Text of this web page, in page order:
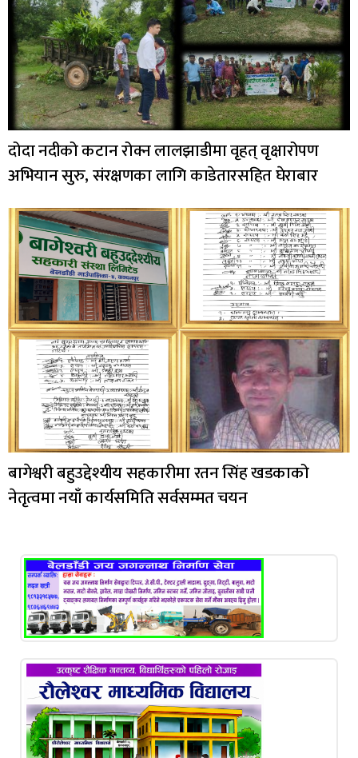
दोदा नदीको कटान रोक्न लालझाडीमा वृहत् वृक्षारोपण
अभियान सुरु, संरक्षणका लागि काडेतारसहित घेराबार
बागेश्वरी बहुउद्देश्यीय सहकारीमा रतन सिंह खडकाको
नेतृत्वमा नयाँ कार्यसमिति सर्वसम्मत चयन